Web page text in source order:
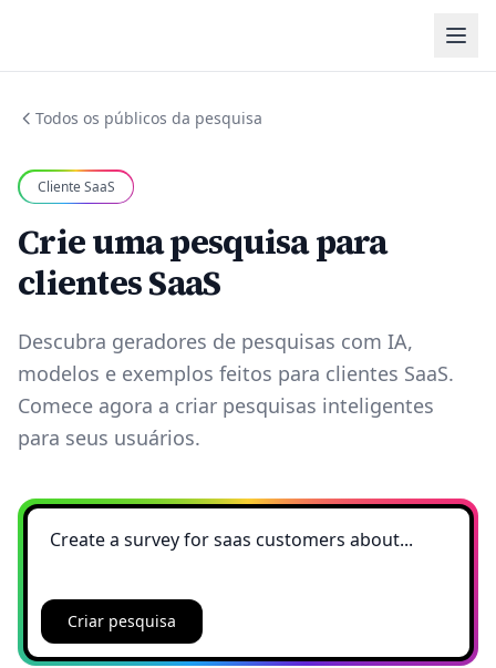
Todos os públicos da pesquisa
Cliente SaaS
Crie uma pesquisa para
clientes SaaS
Descubra geradores de pesquisas com IA,
modelos e exemplos feitos para clientes SaaS.
Comece agora a criar pesquisas inteligentes
para seus usuários.
Criar pesquisa